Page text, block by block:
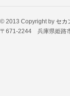
© 2013 Copyright by セカ
〒671-2244 兵庫県姫路